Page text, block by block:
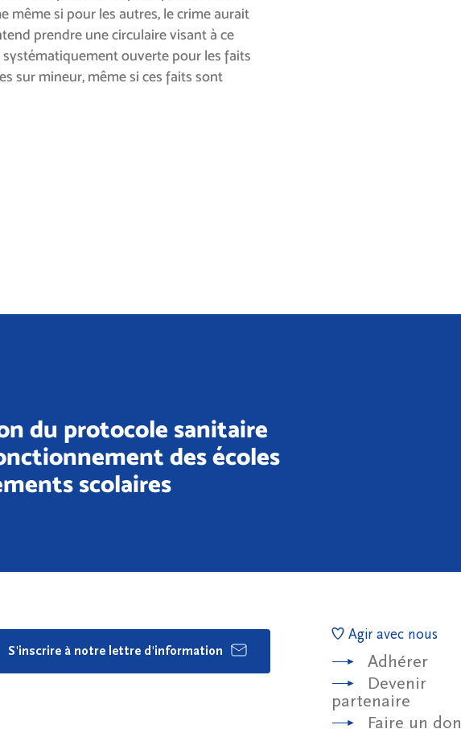
même si pour les autres, le crime aurait
prendre une circulaire visant à ce
systématiquement ouverte pour les faits
sur mineur, même si ces faits sont
du protocole sanitaire
des écoles
scolaires
S'inscrire à notre lettre d'information
Agir avec nous
Adhérer
Devenir
partenaire
Faire un don